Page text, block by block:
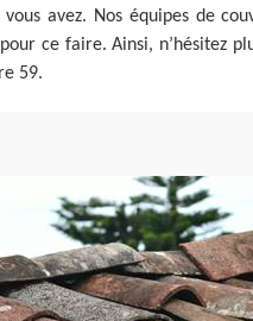
avez. Nos équipes de
ce faire. Ainsi, n’hésitez
59.